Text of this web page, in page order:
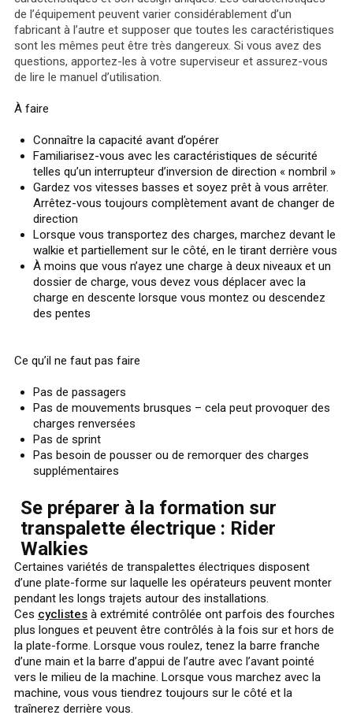
de l’équipement peuvent varier considérablement d’un
fabricant à l’autre et supposer que toutes les caractéristiques
sont les mêmes peut être très dangereux. Si vous avez des
questions, apportez-les à votre superviseur et assurez-vous
de lire le manuel d’utilisation.
À faire
Connaître la capacité avant d’opérer
Familiarisez-vous avec les caractéristiques de sécurité
telles qu’un interrupteur d’inversion de direction « nombril »
Gardez vos vitesses basses et soyez prêt à vous arrêter.
Arrêtez-vous toujours complètement avant de changer de
direction
Lorsque vous transportez des charges, marchez devant le
walkie et partiellement sur le côté, en le tirant derrière vous
À moins que vous n’ayez une charge à deux niveaux et un
dossier de charge, vous devez vous déplacer avec la
charge en descente lorsque vous montez ou descendez
des pentes
Ce qu’il ne faut pas faire
Pas de passagers
Pas de mouvements brusques – cela peut provoquer des
charges renversées
Pas de sprint
Pas besoin de pousser ou de remorquer des charges
supplémentaires
Se préparer à la formation sur
transpalette électrique : Rider
Walkies
Certaines variétés de transpalettes électriques disposent
d’une plate-forme sur laquelle les opérateurs peuvent monter
pendant les longs trajets autour des installations.
Ces cyclistes à extrémité contrôlée ont parfois des fourches
plus longues et peuvent être contrôlés à la fois sur et hors de
la plate-forme. Lorsque vous roulez, tenez la barre franche
d’une main et la barre d’appui de l’autre avec l’avant pointé
vers le milieu de la machine. Lorsque vous marchez avec la
machine, vous vous tiendrez toujours sur le côté et la
traînerez derrière vous.